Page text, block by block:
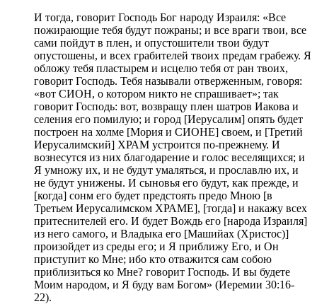
И тогда, говорит Господь Бог народу Израиля: «Все
пожирающие тебя будут пожраны; и все враги твои, все
сами пойдут в плен, и опустошители твои будут
опустошены, и всех грабителей твоих предам грабежу. Я
обложу тебя пластырем и исцелю тебя от ран твоих,
говорит Господь. Тебя называли отверженным, говоря:
«вот СИОН, о котором никто не спрашивает»; так
говорит Господь: вот, возвращу плен шатров Иакова и
селения его помилую; и город [Иерусалим] опять будет
построен на холме [Мория и СИОНЕ] своем, и [Третий
Иерусалимский] ХРАМ устроится по-прежнему. И
вознесутся из них благодарение и голос веселящихся; и
Я умножу их, и не будут умаляться, и прославлю их, и
не будут унижены. И сыновья его будут, как прежде, и
[когда] сонм его будет предстоять предо Мною [в
Третьем Иерусалимском ХРАМЕ], [тогда] и накажу всех
притеснителей его. И будет Вождь его [народа Израиля]
из него самого, и Владыка его [Машийах (Христос)]
произойдет из среды его; и Я приближу Его, и Он
приступит ко Мне; ибо кто отважится сам собою
приблизиться ко Мне? говорит Господь. И вы будете
Моим народом, и Я буду вам Богом» (Иеремии 30:16-
22).